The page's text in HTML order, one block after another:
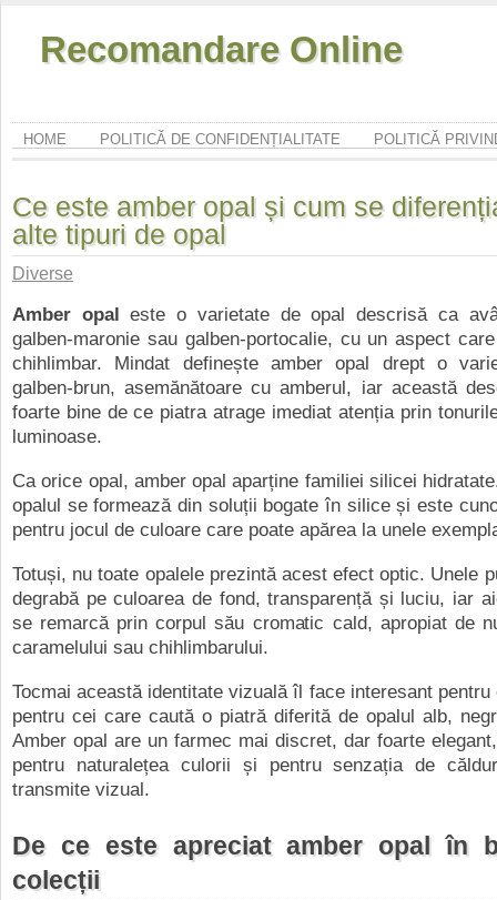
Recomandare Online
HOME POLITICĂ DE CONFIDENȚIALITATE POLITICĂ
Ce este amber opal și cum se
alte tipuri de opal
Diverse
Amber opal este o varietate de opal descrisă ca
galben-maronie sau galben-portocalie, cu un aspect
chihlimbar. Mindat definește amber opal drept o
galben-brun, asemănătoare cu amberul, iar această
foarte bine de ce piatra atrage imediat atenția prin
luminoase.
Ca orice opal, amber opal aparține familiei silicei
opalul se formează din soluții bogate în silice și este
pentru jocul de culoare care poate apărea la unele
Totuși, nu toate opalele prezintă acest efect optic. Unele
degrabă pe culoarea de fond, transparență și luciu, iar
se remarcă prin corpul său cromatic cald, apropiat de
caramelului sau chihlimbarului.
Tocmai această identitate vizuală îl face interesant
pentru cei care caută o piatră diferită de opalul alb,
Amber opal are un farmec mai discret, dar foarte
pentru naturalețea culorii și pentru senzația de
transmite vizual.
De ce este apreciat amber opal în
colecții